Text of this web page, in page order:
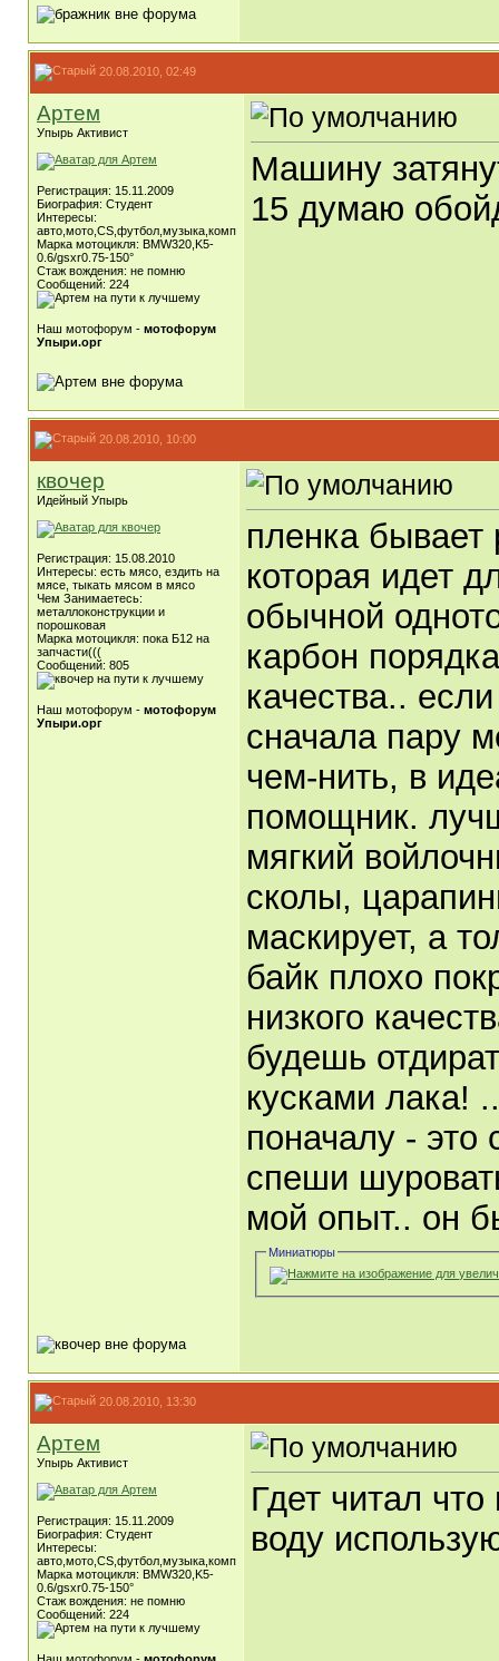
20.08.2010, 02:49
Артем
Упырь Активист
Регистрация: 15.11.2009
Биография: Студент
Интересы:
авто,мото,CS,футбол,музыка,комп
Марка мотоцикля: BMW320,K5-
0.6/gsxr0.75-150°
Стаж вождения: не помню
Сообщений: 224
Наш мотофорум - мотофорум
Упыри.орг
Машину
15 думаю
20.08.2010, 10:00
квочер
Идейный Упырь
Регистрация: 15.08.2010
Интересы: есть мясо, ездить на
мясе, тыкать мясом в мясо
Чем Занимаетесь:
металлоконструкции и
порошковая
Марка мотоцикля: пока Б12 на
запчасти(((
Сообщений: 805
Наш мотофорум - мотофорум
Упыри.орг
пленка
которая идет
обычной
карбон
качества..
сначала пару
чем-нить, в
помощник.
мягкий
сколы,
маскирует, а
байк плохо
низкого
будешь
кусками лака!
поначалу - это
спеши
мой опыт.. он
Миниатюры
20.08.2010, 13:30
Артем
Упырь Активист
Регистрация: 15.11.2009
Биография: Студент
Интересы:
авто,мото,CS,футбол,музыка,комп
Марка мотоцикля: BMW320,K5-
0.6/gsxr0.75-150°
Стаж вождения: не помню
Сообщений: 224
Гдет читал
воду